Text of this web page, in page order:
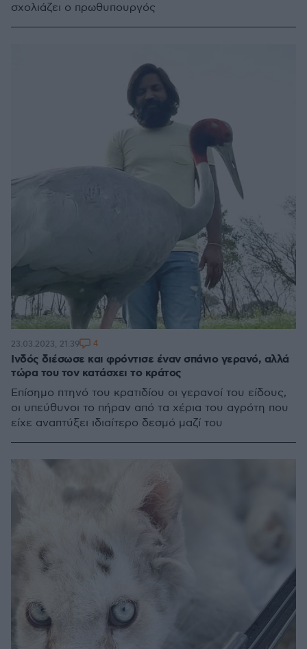
σχολιάζει ο πρωθυπουργός
Ινδός διέσωσε και φρόντισε έναν σπάνιο γερανό, αλλά
τώρα του τον κατάσχει το κράτος
Επίσημο πτηνό του κρατιδίου οι γερανοί του είδους,
οι υπεύθυνοι το πήραν από τα χέρια του αγρότη που
είχε αναπτύξει ιδιαίτερο δεσμό μαζί του
23.03.2023, 21:39 4